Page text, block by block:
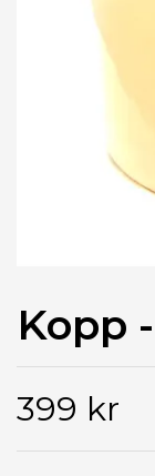
Kopp
399 kr